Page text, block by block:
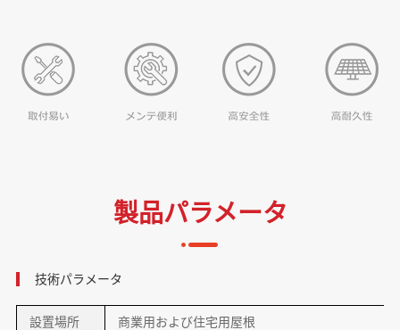
製品パラメータ
技術パラメータ
設置場所 商業用および住宅用屋根